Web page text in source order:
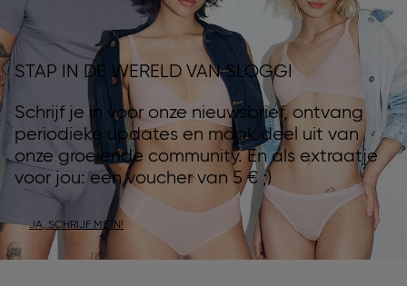
STAP IN DE WERELD VAN SLOGGI
Schrijf je in voor onze nieuwsbrief, ontvang
periodieke updates en maak deel uit van
onze groeiende community. En als extraatje
voor jou: een voucher van 5 € ;)
JA, SCHRIJF ME IN!